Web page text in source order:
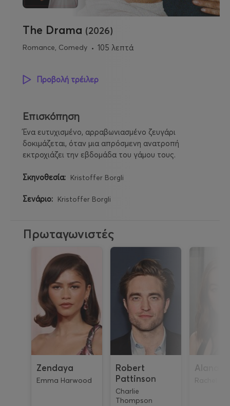
The Drama (2026)
Romance, Comedy 105 λεπτά
Προβολή τρέιλερ
Επισκόπηση
Ένα ευτυχισμένο, αρραβωνιασμένο ζευγάρι
δοκιμάζεται, όταν μια απρόσμενη ανατροπή
εκτροχιάζει την εβδομάδα του γάμου τους.
Σκηνοθεσία: Kristoffer Borgli
Σενάριο: Kristoffer Borgli
Πρωταγωνιστές
Zendaya
Emma Harwood
Robert
Pattinson
Charlie
Thompson
Alana
Rachel